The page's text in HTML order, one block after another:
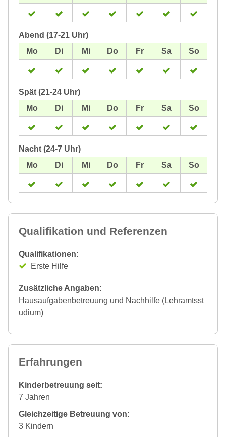
Abend (17-21 Uhr)
Spät (21-24 Uhr)
Nacht (24-7 Uhr)
Qualifikation und Referenzen
Qualifikationen:
Erste Hilfe
Zusätzliche Angaben:
Hausaufgabenbetreuung und Nachhilfe (Lehramtsst
udium)
Erfahrungen
Kinderbetreuung seit:
7 Jahren
Gleichzeitige Betreuung von:
3 Kindern